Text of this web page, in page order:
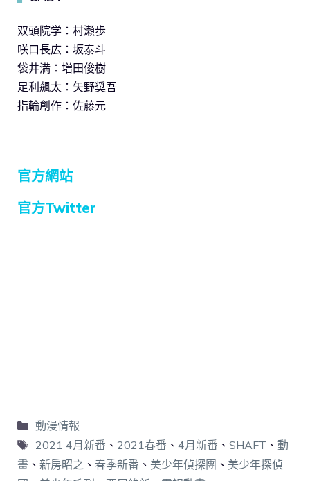
双頭院学：村瀬歩
咲口長広：坂泰斗
袋井満：増田俊樹
足利飆太：矢野奨吾
指輪創作：佐藤元
官方網站
官方Twitter
動漫情報
2021 4月新番 、 2021春番 、 4月新番 、 SHAFT 、 動
畫 、 新房昭之 、 春季新番 、 美少年偵探團 、 美少年探偵